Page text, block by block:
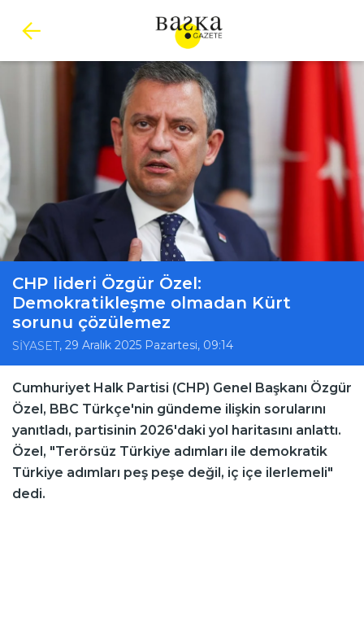
CHP lideri Özgür Özel:
Demokratikleşme olmadan Kürt
sorunu çözülemez
SİYASET, 29 Aralık 2025 Pazartesi, 09:14
Cumhuriyet Halk Partisi (CHP) Genel Başkanı Özgür
Özel, BBC Türkçe'nin gündeme ilişkin sorularını
yanıtladı, partisinin 2026'daki yol haritasını anlattı.
Özel, "Terörsüz Türkiye adımları ile demokratik
Türkiye adımları peş peşe değil, iç içe ilerlemeli"
dedi.